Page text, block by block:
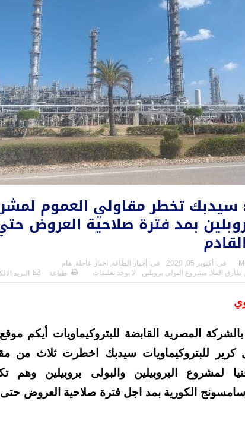
تخطر مقاولي العموم
بمد فترة صلاحية العروض
فى: أكتوبر 05, 2020 فى: أخبار الطاقة أخبار عاجلة هام
طارق الملا مشروع البولي بروبلين لا يوجد تعليقات طباعة البريد
المصرية القابضة للبتروكيماويات أيكم
للبتروكيماويات سيدبك اخطرت ثلاث من
لمشروع البروبيلين والبولى بروبيلين وهم
وسامسونج الكورية بمد اجل فترة صلاحية العروض حتى